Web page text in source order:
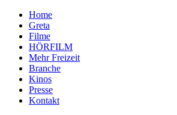
Home
Greta
Filme
HÖRFILM
Mehr Freizeit
Branche
Kinos
Presse
Kontakt